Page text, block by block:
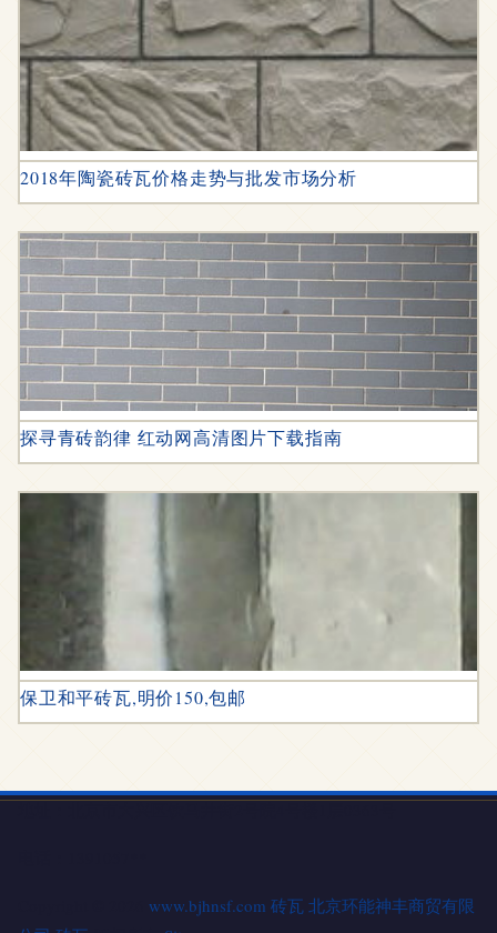
2018年陶瓷砖瓦价格走势与批发市场分析
探寻青砖韵律 红动网高清图片下载指南
保卫和平砖瓦,明价150,包邮
www.bjhnsf.com 砖瓦 北京环能神丰商贸有限